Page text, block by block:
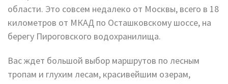
области. Это совсем недалеко от Москвы, всего в 18
километров от МКАД по Осташковскому шоссе, на
берегу Пироговского водохранилища.
Вас ждет большой выбор маршрутов по лесным
тропам и глухим лесам, красивейшим озерам,